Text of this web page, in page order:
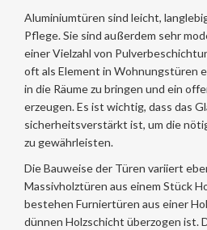
Aluminiumtüren sind leicht,
Pflege. Sie sind außerdem sehr
einer Vielzahl von
oft als Element in Wohnungstüren
in die Räume zu bringen und ein
erzeugen. Es ist wichtig, dass das
sicherheitsverstärkt ist, um die
zu gewährleisten.
Die Bauweise der Türen variiert
Massivholztüren aus einem Stück
bestehen Furniertüren aus einer
dünnen Holzschicht überzogen ist.